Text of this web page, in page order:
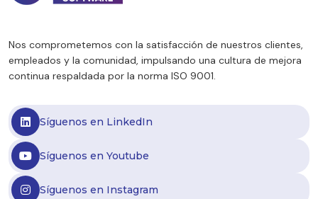
Nos comprometemos con la satisfacción de nuestros clientes,
empleados y la comunidad, impulsando una cultura de mejora
continua respaldada por la norma ISO 9001.
Síguenos en LinkedIn
Síguenos en Youtube
Síguenos en Instagram